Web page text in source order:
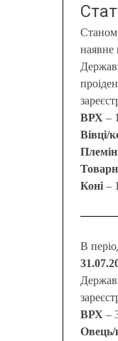
наявне
ВРХ –
Вівці/
Коні–
В
ВРХ –
Овець/